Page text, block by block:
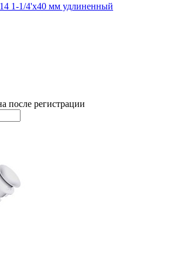
1-1/4'х40 мм удлиненный
после регистрации